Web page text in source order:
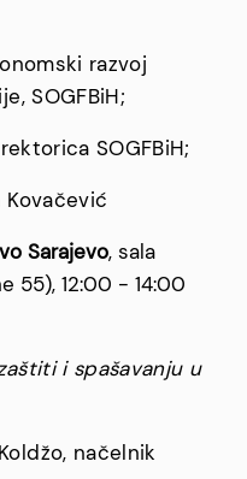
razvoj
SOGFBiH;
SOGFBiH;
Sarajevo, sala
55), 12:00 - 14:00
i spašavanju u
načelnik